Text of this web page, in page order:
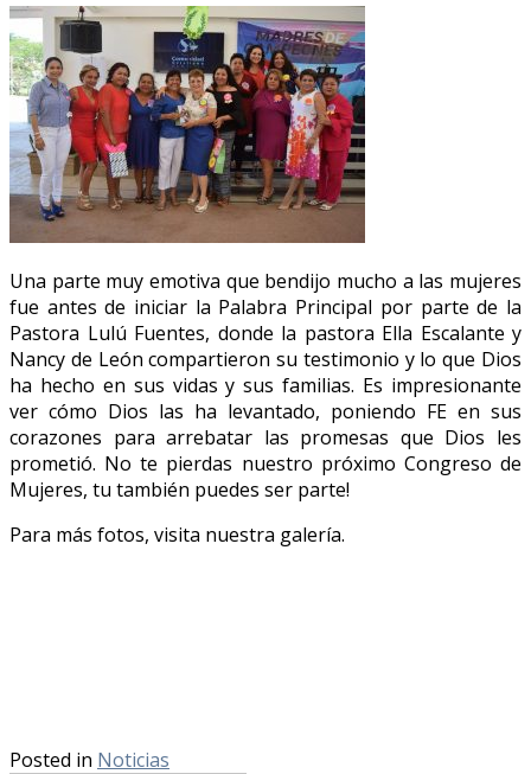
Una parte muy emotiva que bendijo mucho a las mujeres
fue antes de iniciar la Palabra Principal por parte de la
Pastora Lulú Fuentes, donde la pastora Ella Escalante y
Nancy de León compartieron su testimonio y lo que Dios
ha hecho en sus vidas y sus familias. Es impresionante
ver cómo Dios las ha levantado, poniendo FE en sus
corazones para arrebatar las promesas que Dios les
prometió. No te pierdas nuestro próximo Congreso de
Mujeres, tu también puedes ser parte!
Para más fotos, visita nuestra galería.
Posted in Noticias